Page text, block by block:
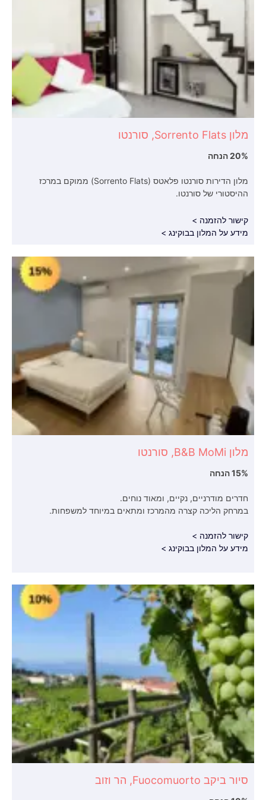
מלון Sorrento Flats, סורנטו
20% הנחה
מלון הדירות סורנטו פלאטס (Sorrento Flats) ממוקם במרכז
ההיסטורי של סורנטו.
קישור להזמנה >
מידע על המלון בבוקינג >
מלון B&B MoMi, סורנטו
15% הנחה
חדרים מודרניים, נקיים, ומאוד נוחים.
במרחק הליכה קצרה מהמרכז ומתאים במיוחד למשפחות.
קישור להזמנה >
מידע על המלון בבוקינג >
סיור ביקב Fuocomuorto, הר וזוב